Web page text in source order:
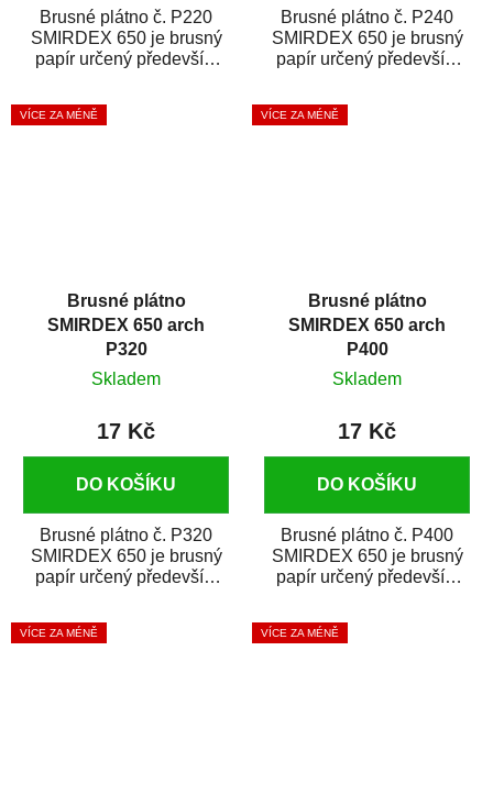
Brusné plátno č. P220
SMIRDEX 650 je brusný
papír určený především
dřeva a kovu. Je...
Brusné plátno č. P240
SMIRDEX 650 je brusný
papír určený především
dřeva a kovu. Je...
VÍCE ZA MÉNĚ
Brusné plátno
SMIRDEX 650 arch
P320
Skladem
17 Kč
DO KOŠÍKU
Brusné plátno č. P320
SMIRDEX 650 je brusný
papír určený především
dřeva a kovu. Je...
VÍCE ZA MÉNĚ
Brusné plátno
SMIRDEX 650 arch
P400
Skladem
17 Kč
DO KOŠÍKU
Brusné plátno č. P400
SMIRDEX 650 je brusný
papír určený především
dřeva a kovu. Je...
VÍCE ZA MÉNĚ VÍCE ZA MÉNĚ